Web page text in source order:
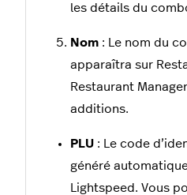
les détails du
Nom : Le nom du
apparaîtra sur
Restaurant
additions.
PLU : Le code
généré
Lightspeed. Vous